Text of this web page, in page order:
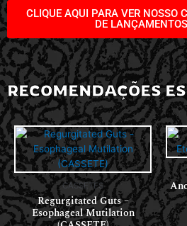
CLIQUE AQUI PARA VER NOSSO
DE
RECOMENDAÇÕES
CASSETES
Regurgitated Guts –
Esophageal Mutilation